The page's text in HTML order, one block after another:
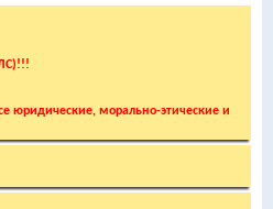
юридические, морально-этические и